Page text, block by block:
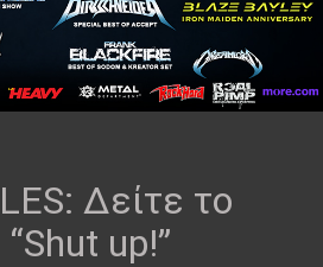
Δείτε το
up!”